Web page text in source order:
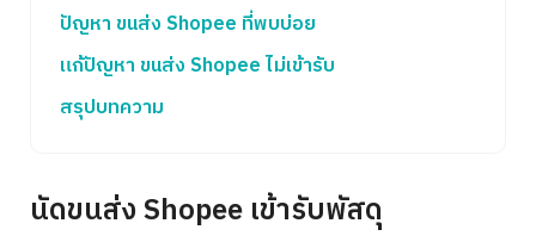
ปัญหา ขนส่ง Shopee ที่พบบ่อย
แก้ปัญหา ขนส่ง Shopee ไม่เข้ารับ
สรุปบทความ
นัดขนส่ง Shopee เข้ารับพัสดุ